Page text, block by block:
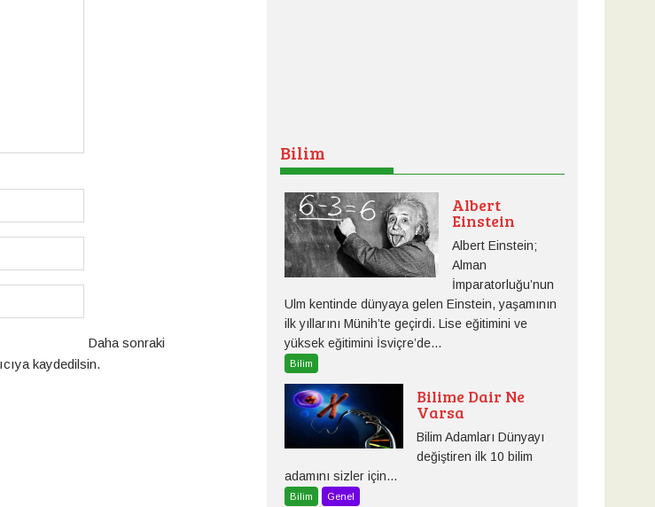
Daha sonraki
kaydedilsin.
Bilim
Albert
Einstein
Albert Einstein;
Alman
İmparatorluğu’nun
Ulm kentinde dünyaya gelen Einstein, yaşamının
ilk yıllarını Münih’te geçirdi. Lise eğitimini ve
yüksek eğitimini İsviçre’de...
Bilim
Bilime Dair Ne
Varsa
Bilim Adamları Dünyayı
değiştiren ilk 10 bilim
adamını sizler için...
Bilim Genel